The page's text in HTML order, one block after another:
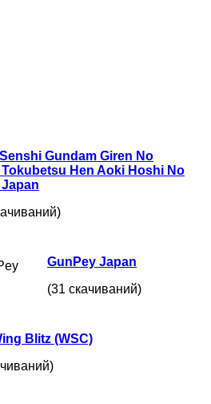
Gundam Giren No
Hen Aoki Hoshi No
Japan
GunPey Japan
(31 скачиваний)
Blitz (WSC)